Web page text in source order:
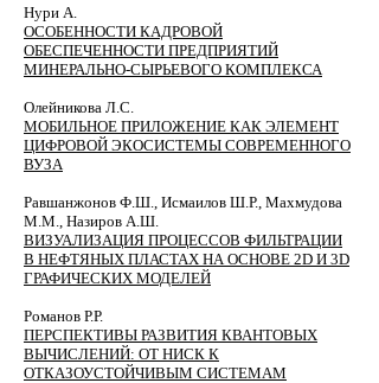
Нури А.
ОСОБЕННОСТИ КАДРОВОЙ
ОБЕСПЕЧЕННОСТИ ПРЕДПРИЯТИЙ
МИНЕРАЛЬНО-СЫРЬЕВОГО КОМПЛЕКСА
Олейникова Л.С.
МОБИЛЬНОЕ ПРИЛОЖЕНИЕ КАК ЭЛЕМЕНТ
ЦИФРОВОЙ ЭКОСИСТЕМЫ СОВРЕМЕННОГО
ВУЗА
Равшанжонов Ф.Ш., Исмаилов Ш.Р., Махмудова
М.М., Назиров А.Ш.
ВИЗУАЛИЗАЦИЯ ПРОЦЕССОВ ФИЛЬТРАЦИИ
В НЕФТЯНЫХ ПЛАСТАХ НА ОСНОВЕ 2D И 3D
ГРАФИЧЕСКИХ МОДЕЛЕЙ
Романов Р.Р.
ПЕРСПЕКТИВЫ РАЗВИТИЯ КВАНТОВЫХ
ВЫЧИСЛЕНИЙ: ОТ НИСК К
ОТКАЗОУСТОЙЧИВЫМ СИСТЕМАМ